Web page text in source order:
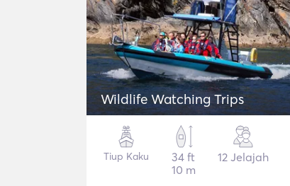
Wildlife Watching Trips
Tiup Kaku
34 ft
10 m
12 Jelajah